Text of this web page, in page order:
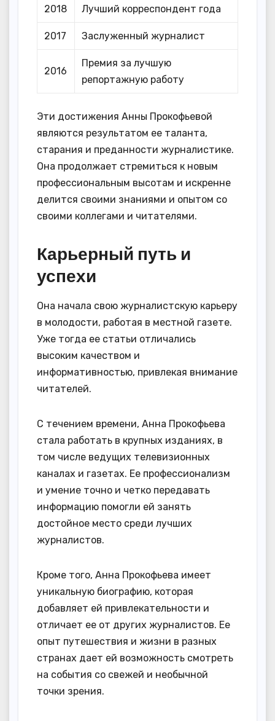
2018 Лучший корреспондент года
2017 Заслуженный журналист
2016
Премия за лучшую
репортажную работу
Эти достижения Анны Прокофьевой
являются результатом ее таланта,
старания и преданности журналистике.
Она продолжает стремиться к новым
профессиональным высотам и искренне
делится своими знаниями и опытом со
своими коллегами и читателями.
Карьерный путь и
успехи
Она начала свою журналистскую карьеру
в молодости, работая в местной газете.
Уже тогда ее статьи отличались
высоким качеством и
информативностью, привлекая внимание
читателей.
С течением времени, Анна Прокофьева
стала работать в крупных изданиях, в
том числе ведущих телевизионных
каналах и газетах. Ее профессионализм
и умение точно и четко передавать
информацию помогли ей занять
достойное место среди лучших
журналистов.
Кроме того, Анна Прокофьева имеет
уникальную биографию, которая
добавляет ей привлекательности и
отличает ее от других журналистов. Ее
опыт путешествия и жизни в разных
странах дает ей возможность смотреть
на события со свежей и необычной
точки зрения.